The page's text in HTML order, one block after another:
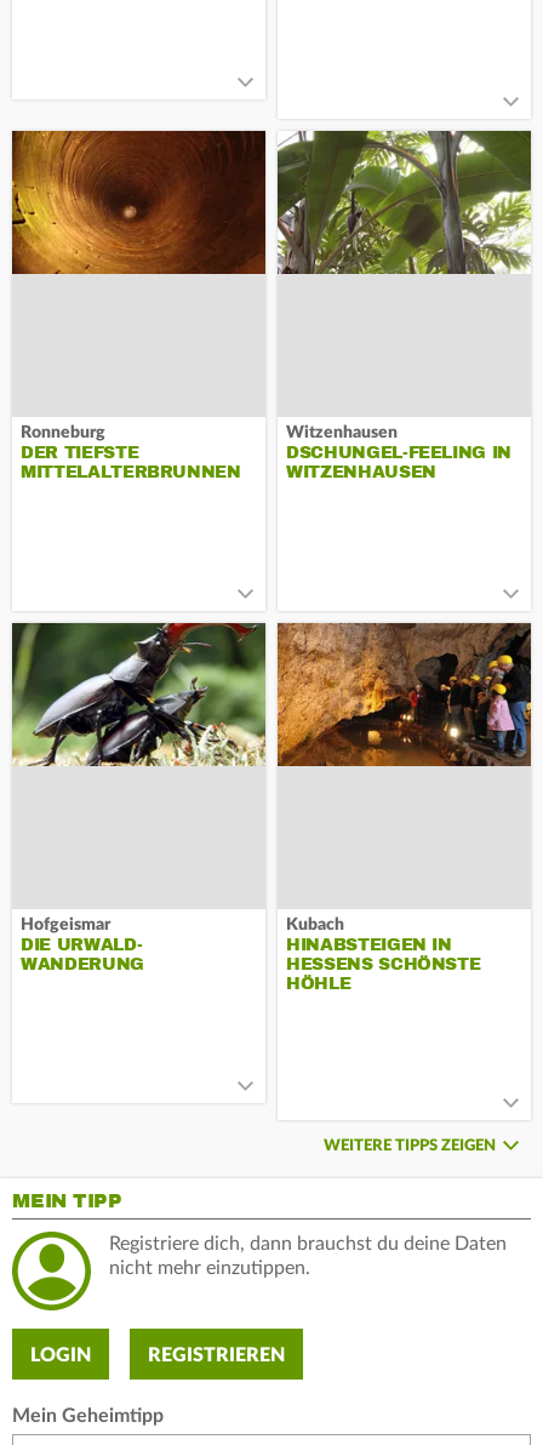
Ronneburg
DER TIEFSTE
MITTELALTERBRUNNEN
Witzenhausen
DSCHUNGEL-FEELING IN
WITZENHAUSEN
Hofgeismar
DIE URWALD-
WANDERUNG
Kubach
HINABSTEIGEN IN
HESSENS SCHÖNSTE
HÖHLE
WEITERE TIPPS ZEIGEN
MEIN TIPP
Registriere dich, dann brauchst du deine Daten
nicht mehr einzutippen.
LOGIN REGISTRIEREN
Mein Geheimtipp